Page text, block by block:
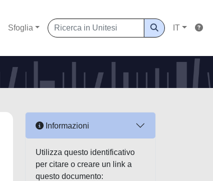
Sfoglia IT
Informazioni
Utilizza questo identificativo
per citare o creare un link a
questo documento: